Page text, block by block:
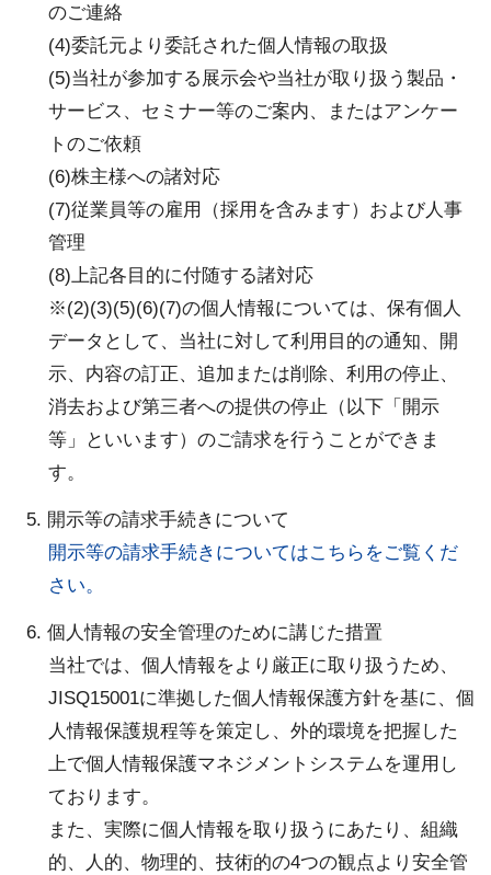
のご連絡
(4)委託元より委託された個人情報の取扱
(5)当社が参加する展示会や当社が取り扱う製品・
サービス、セミナー等のご案内、またはアンケー
トのご依頼
(6)株主様への諸対応
(7)従業員等の雇用（採用を含みます）および人事
管理
(8)上記各目的に付随する諸対応
※(2)(3)(5)(6)(7)の個人情報については、保有個人
データとして、当社に対して利用目的の通知、開
示、内容の訂正、追加または削除、利用の停止、
消去および第三者への提供の停止（以下「開示
等」といいます）のご請求を行うことができま
す。
5. 開示等の請求手続きについて
開示等の請求手続きについてはこちらをご覧くだ
さい。
6. 個人情報の安全管理のために講じた措置
当社では、個人情報をより厳正に取り扱うため、
JISQ15001に準拠した個人情報保護方針を基に、個
人情報保護規程等を策定し、外的環境を把握した
上で個人情報保護マネジメントシステムを運用し
ております。
また、実際に個人情報を取り扱うにあたり、組織
的、人的、物理的、技術的の4つの観点より安全管